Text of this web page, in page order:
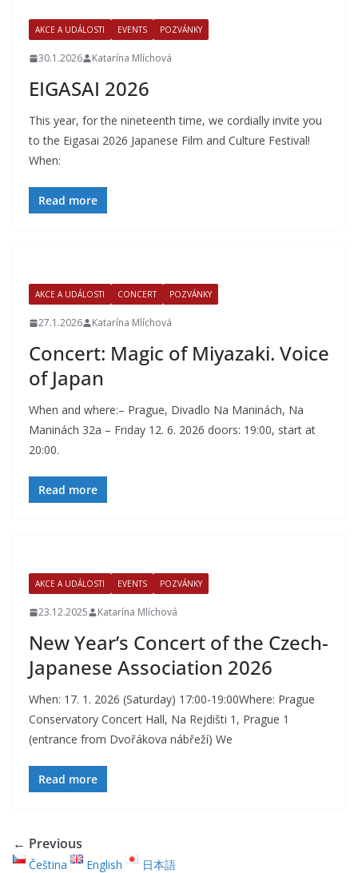
AKCE A UDÁLOSTI EVENTS POZVÁNKY
30.1.2026 Katarína Mlíchová
EIGASAI 2026
This year, for the nineteenth time, we cordially invite you
to the Eigasai 2026 Japanese Film and Culture Festival!
When:
Read more
AKCE A UDÁLOSTI CONCERT POZVÁNKY
27.1.2026 Katarína Mlíchová
Concert: Magic of Miyazaki. Voice
of Japan
When and where:– Prague, Divadlo Na Maninách, Na
Maninách 32a – Friday 12. 6. 2026 doors: 19:00, start at
20:00.
Read more
AKCE A UDÁLOSTI EVENTS POZVÁNKY
23.12.2025 Katarína Mlíchová
New Year’s Concert of the Czech-
Japanese Association 2026
When: 17. 1. 2026 (Saturday) 17:00-19:00Where: Prague
Conservatory Concert Hall, Na Rejdišti 1, Prague 1
(entrance from Dvořákova nábřeží) We
Read more
← Previous
Čeština English 日本語